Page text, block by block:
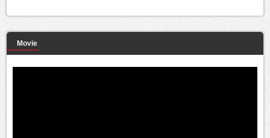
Movie